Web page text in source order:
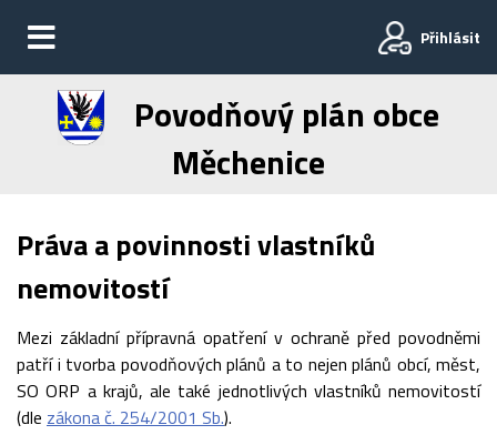
Přihlásit
Povodňový plán obce
Měchenice
Práva a povinnosti vlastníků
nemovitostí
Mezi základní přípravná opatření v ochraně před povodněmi
patří i tvorba povodňových plánů a to nejen plánů obcí, měst,
SO ORP a krajů, ale také jednotlivých vlastníků nemovitostí
(dle zákona č. 254/2001 Sb.).